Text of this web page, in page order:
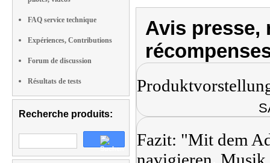
FAQ service technique
Expériences, Contributions
Forum de discussion
Résultats de tests
Recherche produits:
Avis presse,
Fazit: "Mit dem